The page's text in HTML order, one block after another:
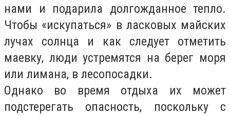
нами и подарила долгожданное тепло.
Чтобы «искупаться» в ласковых майских
лучах солнца и как следует отметить
маевку, люди устремятся на берег моря
или лимана, в лесопосадки.
Однако во время отдыха их может
подстерегать опасность, поскольку с